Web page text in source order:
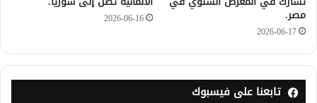
مصر.
2026-06-17
2026-06-16
تابعنا على فيسبوك